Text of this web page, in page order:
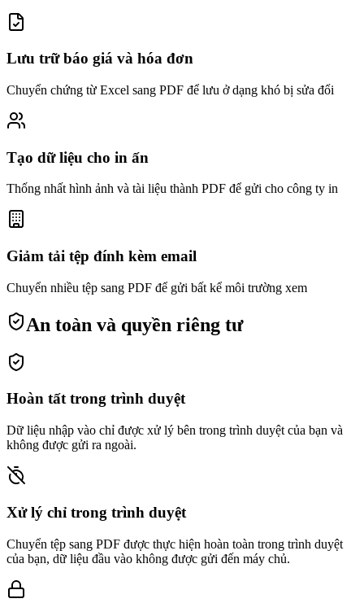
Lưu trữ báo giá và hóa đơn
Chuyển chứng từ Excel sang PDF để lưu ở dạng khó bị sửa đổi
Tạo dữ liệu cho in ấn
Thống nhất hình ảnh và tài liệu thành PDF để gửi cho công ty in
Giảm tải tệp đính kèm email
Chuyển nhiều tệp sang PDF để gửi bất kể môi trường xem
An toàn và quyền riêng tư
Hoàn tất trong trình duyệt
Dữ liệu nhập vào chỉ được xử lý bên trong trình duyệt của bạn và
không được gửi ra ngoài.
Xử lý chỉ trong trình duyệt
Chuyển tệp sang PDF được thực hiện hoàn toàn trong trình duyệt
của bạn, dữ liệu đầu vào không được gửi đến máy chủ.